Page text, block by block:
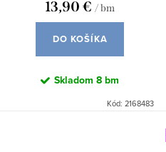
13,90 € / bm
DO KOŠÍKA
Skladom 8 bm
Kód: 2168483